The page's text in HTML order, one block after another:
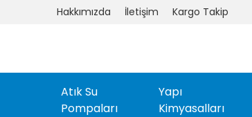
Hakkımızda İletişim Kargo Takip
Atık Su
Pompaları
Yapı
Kimyasalları